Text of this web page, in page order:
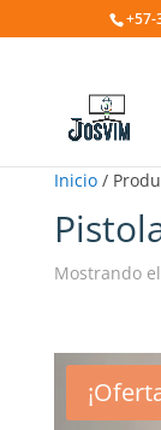
+57-
Inicio/
Mostrando